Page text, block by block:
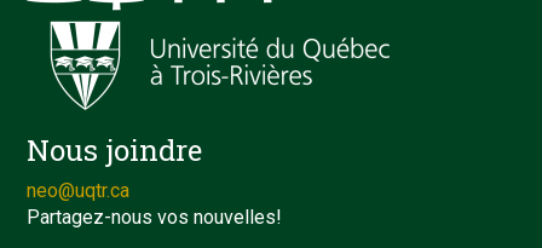
Nous joindre
neo@uqtr.ca
Partagez-nous vos nouvelles!